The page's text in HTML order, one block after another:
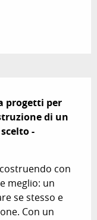
progetti per
di un
-
con
meglio: un
se stesso e
Con un